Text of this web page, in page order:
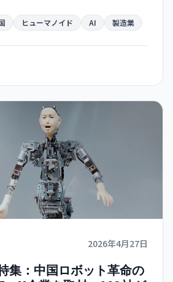
性向上が実用化の課題。
ヒューマノイド AI 製造業
2026年4月27日
集：中国ロボット革命の